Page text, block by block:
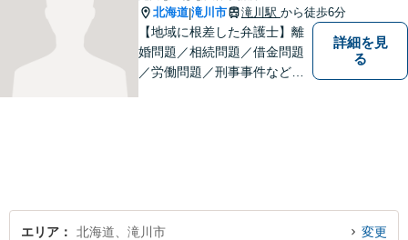
北海道|滝川市 滝川駅 から徒歩6分
【地域に根差した弁護士】離
婚問題／相続問題／借金問題
／労働問題／刑事事件など、
詳細を見
る
エリア 北海道、滝川市 変更